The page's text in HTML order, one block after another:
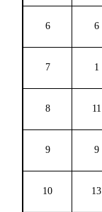
6 6
7 1
8 11
9 9
10 13